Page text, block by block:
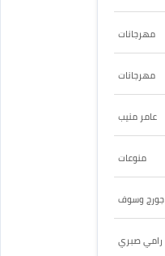
مهرجانات
مهرجانات
عامر منيب
منوعات
جورج وسوف
رامي صبري